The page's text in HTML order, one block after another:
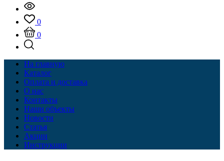
0
0
На главную
Каталог
Оплата и доставка
О нас
Контакты
Наши объекты
Новости
Статья
Акции
Инструкции